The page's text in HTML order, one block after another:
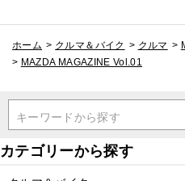
ホーム > クルマ＆バイク > クルマ >
> MAZDA MAGAZINE Vol.01
キーワードから探す